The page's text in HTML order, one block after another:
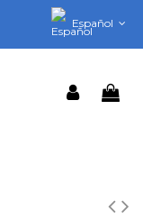
Español